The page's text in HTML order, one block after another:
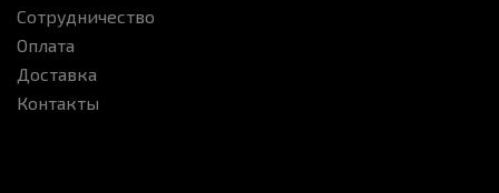
Сотрудничество
Оплата
Доставка
Контакты